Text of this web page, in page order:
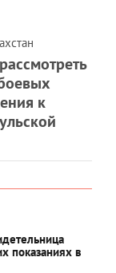
к
показаниях в